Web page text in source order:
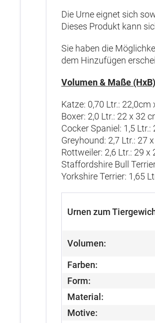
Die Urne eignet sich
Dieses Produkt kann
Sie haben die
dem Hinzufügen
Volumen & Maße (HxB)
Katze: 0,70 Ltr.: 22,0cm
Boxer: 2,0 Ltr.: 22 x 32
Cocker Spaniel: 1,5 Ltr.:
Greyhound: 2,7 Ltr.: 27
Rottweiler: 2,6 Ltr.: 29 x
Staffordshire Bull
Yorkshire Terrier: 1,65
Urnen zum
Volumen:
Farben:
Form:
Material:
Motive: